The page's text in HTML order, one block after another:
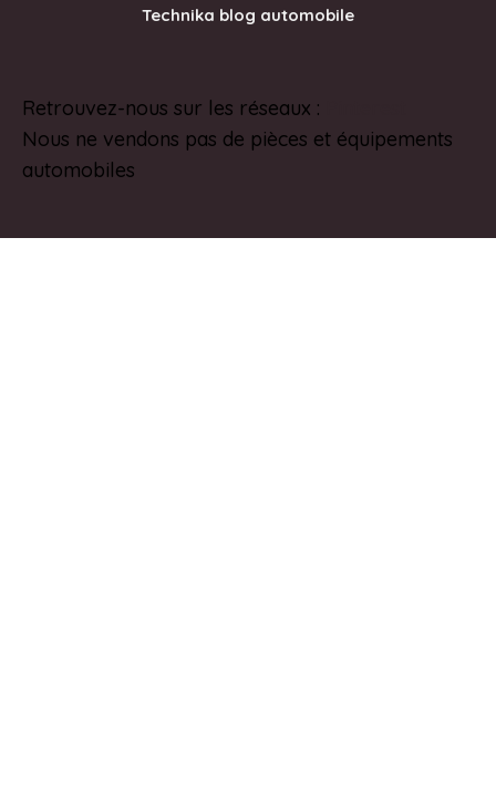
v
e
Technika blog automobile
Retrouvez-nous sur les réseaux :
Nous ne vendons pas de pièces et équipements
automobiles